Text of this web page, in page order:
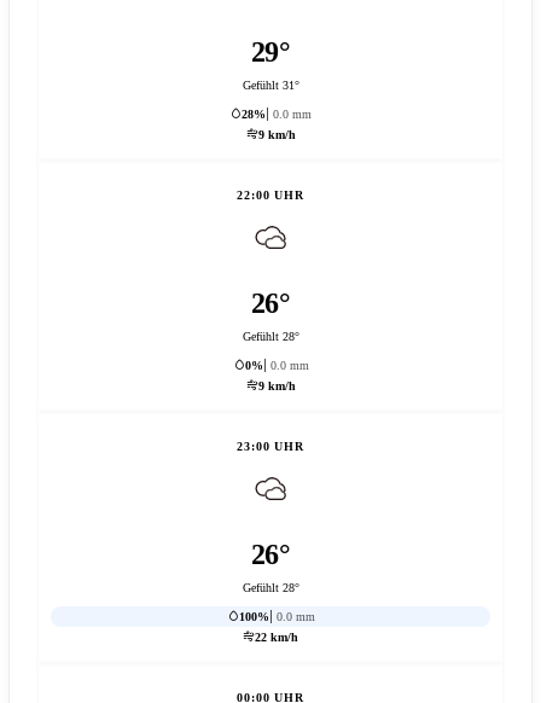
29°
Gefühlt 31°
28%
0.0 mm
9 km/h
22:00 UHR
26°
Gefühlt 28°
0%
0.0 mm
9 km/h
23:00 UHR
26°
Gefühlt 28°
100%
0.0 mm
22 km/h
00:00 UHR